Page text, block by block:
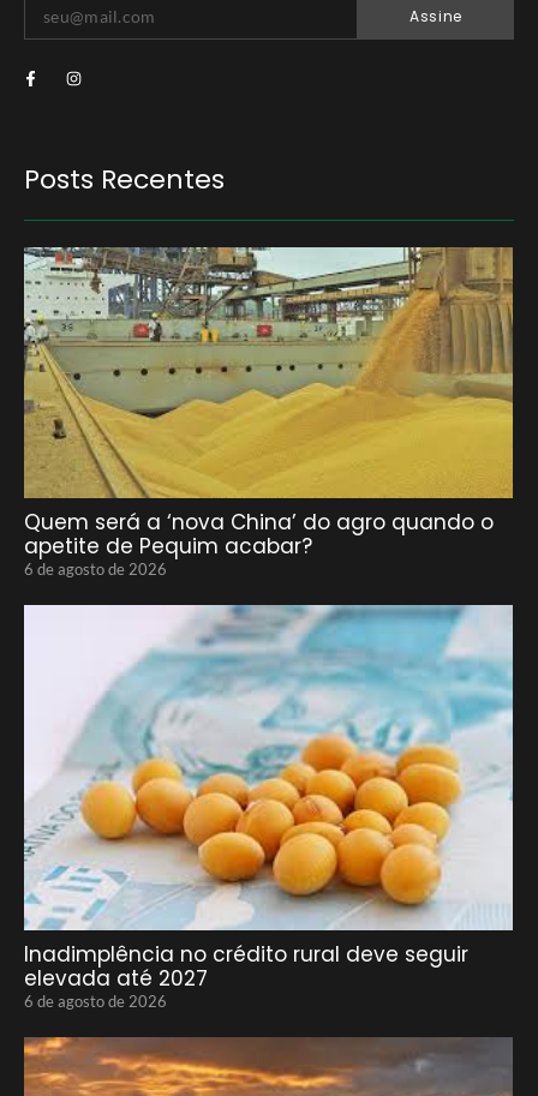
Assine
Posts Recentes
Quem será a ‘nova China’ do agro quando o
apetite de Pequim acabar?
6 de agosto de 2026
Inadimplência no crédito rural deve seguir
elevada até 2027
6 de agosto de 2026